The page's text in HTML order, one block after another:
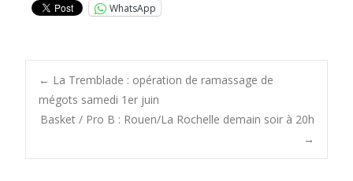
WhatsApp
Post
← La Tremblade : opération de ramassage de
mégots samedi 1er juin
Basket / Pro B : Rouen/La Rochelle demain soir à 20h
→